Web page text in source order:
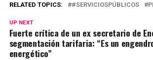
RELATED TOPICS: #SERVICIOSPÚBLICOS
UP NEXT
Fuerte crítica de un ex secretario de
segmentación tarifaria: “Es un
energético”